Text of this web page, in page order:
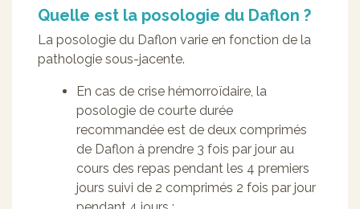
Quelle est la posologie du Daflon ?
La posologie du Daflon varie en fonction de la
pathologie sous-jacente.
En cas de crise hémorroïdaire, la
posologie de courte durée
recommandée est de deux comprimés
de Daflon à prendre 3 fois par jour au
cours des repas pendant les 4 premiers
jours suivi de 2 comprimés 2 fois par jour